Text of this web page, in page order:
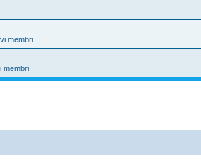
membri
membri